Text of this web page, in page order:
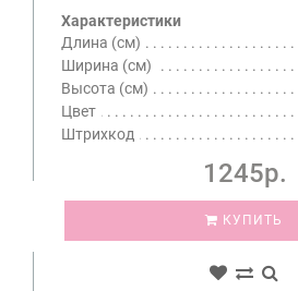
Характеристики
Длина (см)
Ширина (см)
Высота (см)
Цвет
Штрихкод
1245р.
КУПИТЬ